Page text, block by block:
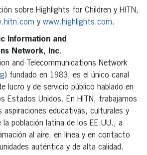
sobre Highlights for Children y HITN,
y www.highlights.com.
Information and
Network, Inc.
and Telecommunications Network
) fundado en 1983, es el único canal
lucro y de servicio público hablado en
Estados Unidos. En HITN, trabajamos
aspiraciones educativas, culturales y
población latina de los EE.UU., a
al aire, en línea y en contacto
auténtica y de alta calidad.